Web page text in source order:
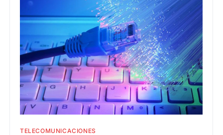
TELECOMUNICACIONES